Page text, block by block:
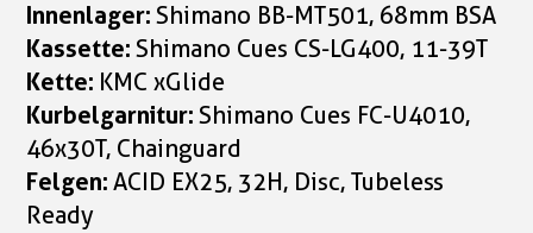
Innenlager:Shimano BB-MT501, 68mm BSA
Kassette:Shimano Cues CS-LG400, 11-39T
Kette: KMC xGlide
Kurbelgarnitur:Shimano Cues FC-U4010,
46x30T, Chainguard
Felgen:ACID EX25, 32H, Disc, Tubeless
Ready